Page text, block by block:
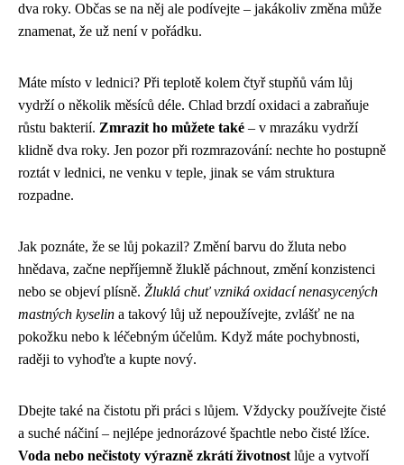
dva roky. Občas se na něj ale podívejte – jakákoliv změna může
znamenat, že už není v pořádku.
Máte místo v lednici? Při teplotě kolem čtyř stupňů vám lůj
vydrží o několik měsíců déle. Chlad brzdí oxidaci a zabraňuje
růstu bakterií. Zmrazit ho můžete také – v mrazáku vydrží
klidně dva roky. Jen pozor při rozmrazování: nechte ho postupně
roztát v lednici, ne venku v teple, jinak se vám struktura
rozpadne.
Jak poznáte, že se lůj pokazil? Změní barvu do žluta nebo
hnědava, začne nepříjemně žluklě páchnout, změní konzistenci
nebo se objeví plísně. Žluklá chuť vzniká oxidací nenasycených
mastných kyselin a takový lůj už nepoužívejte, zvlášť ne na
pokožku nebo k léčebným účelům. Když máte pochybnosti,
raději to vyhoďte a kupte nový.
Dbejte také na čistotu při práci s lůjem. Vždycky používejte čisté
a suché náčiní – nejlépe jednorázové špachtle nebo čisté lžíce.
Voda nebo nečistoty výrazně zkrátí životnost lůje a vytvoří